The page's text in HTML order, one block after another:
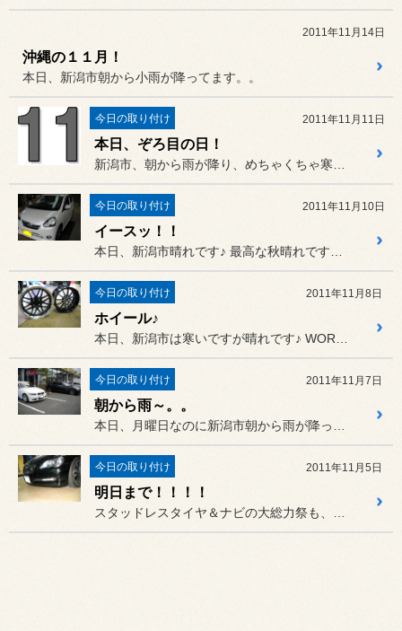
2011年11月14日
沖縄の１１月！
本日、新潟市朝から小雨が降ってます。。
今日の取り付け 2011年11月11日
本日、ぞろ目の日！
今日の取り付け 2011年11月10日
イースッ！！
今日の取り付け 2011年11月8日
ホイール♪
今日の取り付け 2011年11月7日
朝から雨～。。
今日の取り付け 2011年11月5日
明日まで！！！！